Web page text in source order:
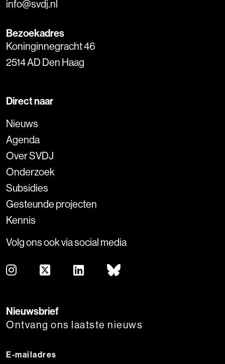
info@svdj.nl
Bezoekadres
Koninginnegracht 46
2514 AD Den Haag
Direct naar
Nieuws
Agenda
Over SVDJ
Onderzoek
Subsidies
Gesteunde projecten
Kennis
Volg ons ook via social media
Nieuwsbrief
Ontvang ons laatste nieuws
E-mailadres